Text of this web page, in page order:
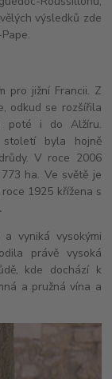
výsledků zde
pro jižní Francii. Z
odkud se rozšířila
poté i do Alžíru.
století byla hojně
V roce 2006
ha. Ve světě je
1925 křížena s
vyniká vysokými
právě vysoká
kde dochází k
a pružná vína a